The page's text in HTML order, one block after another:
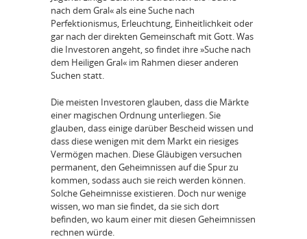
nach dem Gral« als eine Suche nach
Perfektionismus, Erleuchtung, Einheitlichkeit oder
gar nach der direkten Gemeinschaft mit Gott. Was
die Investoren angeht, so findet ihre »Suche nach
dem Heiligen Gral« im Rahmen dieser anderen
Suchen statt.
Die meisten Investoren glauben, dass die Märkte
einer magischen Ordnung unterliegen. Sie
glauben, dass einige darüber Bescheid wissen und
dass diese wenigen mit dem Markt ein riesiges
Vermögen machen. Diese Gläubigen versuchen
permanent, den Geheimnissen auf die Spur zu
kommen, sodass auch sie reich werden können.
Solche Geheimnisse existieren. Doch nur wenige
wissen, wo man sie findet, da sie sich dort
befinden, wo kaum einer mit diesen Geheimnissen
rechnen würde.